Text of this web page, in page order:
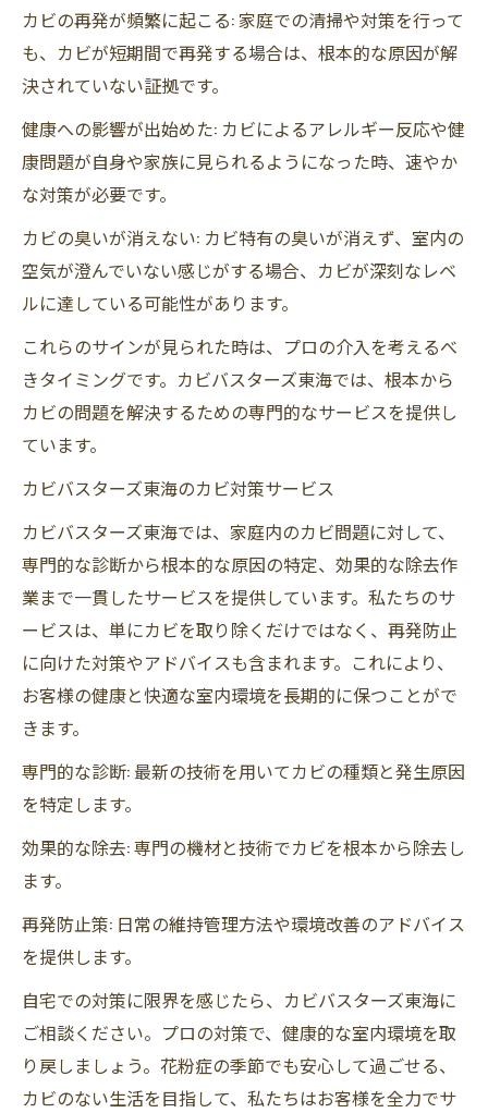
カビの再発が頻繁に起こる: 家庭での清掃や対策を行って
も、カビが短期間で再発する場合は、根本的な原因が解
決されていない証拠です。
健康への影響が出始めた: カビによるアレルギー反応や健
康問題が自身や家族に見られるようになった時、速やか
な対策が必要です。
カビの臭いが消えない: カビ特有の臭いが消えず、室内の
空気が澄んでいない感じがする場合、カビが深刻なレベ
ルに達している可能性があります。
これらのサインが見られた時は、プロの介入を考えるべ
きタイミングです。カビバスターズ東海では、根本から
カビの問題を解決するための専門的なサービスを提供し
ています。
カビバスターズ東海のカビ対策サービス
カビバスターズ東海では、家庭内のカビ問題に対して、
専門的な診断から根本的な原因の特定、効果的な除去作
業まで一貫したサービスを提供しています。私たちのサ
ービスは、単にカビを取り除くだけではなく、再発防止
に向けた対策やアドバイスも含まれます。これにより、
お客様の健康と快適な室内環境を長期的に保つことがで
きます。
専門的な診断: 最新の技術を用いてカビの種類と発生原因
を特定します。
効果的な除去: 専門の機材と技術でカビを根本から除去し
ます。
再発防止策: 日常の維持管理方法や環境改善のアドバイス
を提供します。
自宅での対策に限界を感じたら、カビバスターズ東海に
ご相談ください。プロの対策で、健康的な室内環境を取
り戻しましょう。花粉症の季節でも安心して過ごせる、
カビのない生活を目指して、私たちはお客様を全力でサ